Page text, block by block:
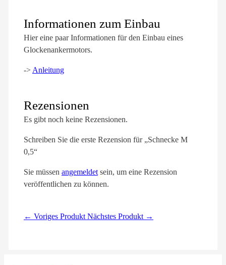
Informationen zum Einbau
Hier eine paar Informationen für den Einbau eines
Glockenankermotors.
-> Anleitung
Rezensionen
Es gibt noch keine Rezensionen.
Schreiben Sie die erste Rezension für „Schnecke M
0,5“
Sie müssen angemeldet sein, um eine Rezension
veröffentlichen zu können.
← Voriges Produkt Nächstes Produkt →